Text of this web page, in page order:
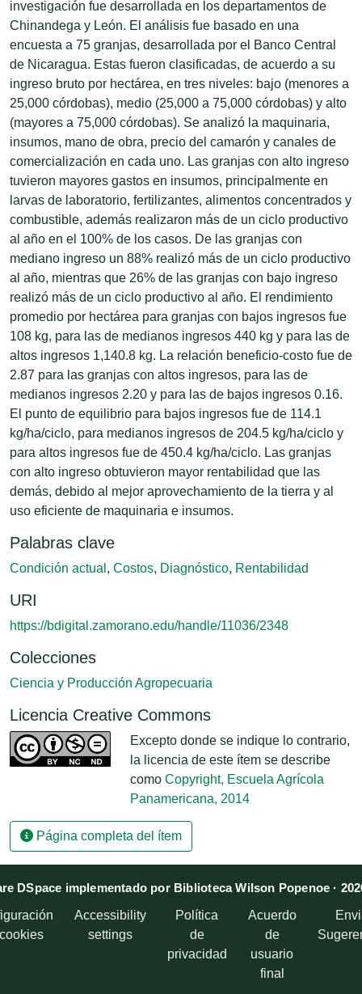
investigación fue desarrollada en los departamentos de
Chinandega y León. El análisis fue basado en una
encuesta a 75 granjas, desarrollada por el Banco Central
de Nicaragua. Estas fueron clasificadas, de acuerdo a su
ingreso bruto por hectárea, en tres niveles: bajo (menores a
25,000 córdobas), medio (25,000 a 75,000 córdobas) y alto
(mayores a 75,000 córdobas). Se analizó la maquinaria,
insumos, mano de obra, precio del camarón y canales de
comercialización en cada uno. Las granjas con alto ingreso
tuvieron mayores gastos en insumos, principalmente en
larvas de laboratorio, fertilizantes, alimentos concentrados y
combustible, además realizaron más de un ciclo productivo
al año en el 100% de los casos. De las granjas con
mediano ingreso un 88% realizó más de un ciclo productivo
al año, mientras que 26% de las granjas con bajo ingreso
realizó más de un ciclo productivo al año. El rendimiento
promedio por hectárea para granjas con bajos ingresos fue
108 kg, para las de medianos ingresos 440 kg y para las de
altos ingresos 1,140.8 kg. La relación beneficio-costo fue de
2.87 para las granjas con altos ingresos, para las de
medianos ingresos 2.20 y para las de bajos ingresos 0.16.
El punto de equilibrio para bajos ingresos fue de 114.1
kg/ha/ciclo, para medianos ingresos de 204.5 kg/ha/ciclo y
para altos ingresos fue de 450.4 kg/ha/ciclo. Las granjas
con alto ingreso obtuvieron mayor rentabilidad que las
demás, debido al mejor aprovechamiento de la tierra y al
uso eficiente de maquinaria e insumos.
Palabras clave
Condición actual , Costos, Diagnóstico, Rentabilidad
URI
https://bdigital.zamorano.edu/handle/11036/2348
Colecciones
Ciencia y Producción Agropecuaria
Licencia Creative Commons
Excepto donde se indique lo contrario,
la licencia de este ítem se describe
como Copyright, Escuela Agrícola
Panamericana, 2014
Página completa del ítem
DSpace implementado por Biblioteca Wilson Popenoe ·
Accessibility
settings
Política
de
privacidad
Acuerdo
de
usuario
final